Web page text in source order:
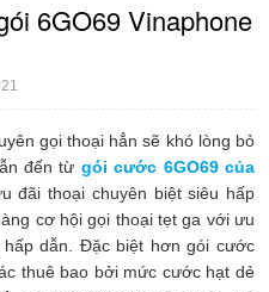
6GO69 Vinaphone
gọi thoại hẳn sẽ khó lòng bỏ
đến từ gói cước 6GO69 của
đãi thoại chuyên biệt siêu hấp
cơ hội gọi thoại tẹt ga với ưu
dẫn. Đặc biệt hơn gói cước
thuê bao bởi mức cước hạt dẻ